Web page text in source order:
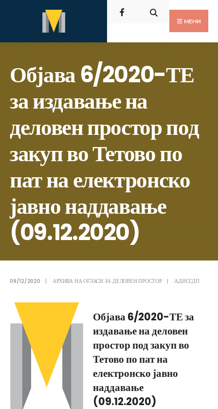
содржината
МЕНИ
Објава 6/2020-ТЕ
за издавање на
деловен простор под
закуп во Тетово по
пат на електронско
јавно наддавање
(09.12.2020)
09/12/2020 | АРХИВА НА ОГЛАСИ ЗА ДЕЛОВЕН ПРОСТОР | АДИССДП
Објава 6/2020-ТЕ за
издавање на деловен
простор под закуп во
Тетово по пат на
електронско јавно
наддавање
(09.12.2020)